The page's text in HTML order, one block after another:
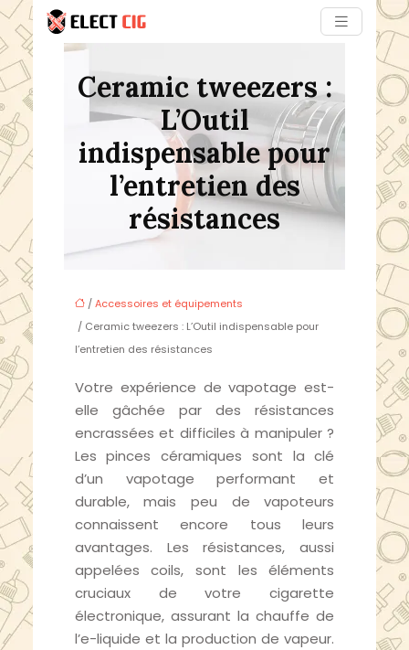
Ceramic tweezers :
L’Outil
indispensable pour
l’entretien des
résistances
/Accessoires et équipements
/ Ceramic tweezers : L’Outil indispensable pour
l’entretien des résistances
Votre expérience de vapotage est-
elle gâchée par des résistances
encrassées et difficiles à manipuler ?
Les pinces céramiques sont la clé
d’un vapotage performant et
durable, mais peu de vapoteurs
connaissent encore tous leurs
avantages. Les résistances, aussi
appelées coils, sont les éléments
cruciaux de votre cigarette
électronique, assurant la chauffe de
l’e-liquide et la production de vapeur.